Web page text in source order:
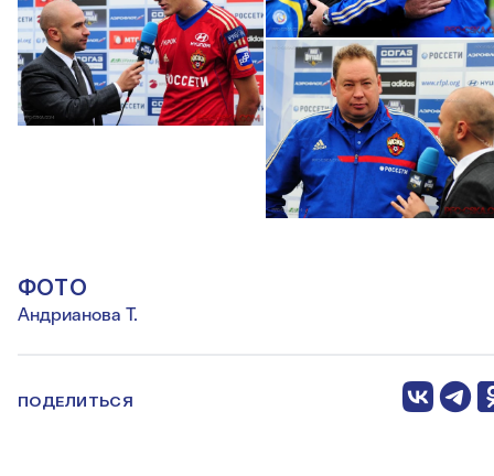
ФОТО
Андрианова Т.
ПОДЕЛИТЬСЯ